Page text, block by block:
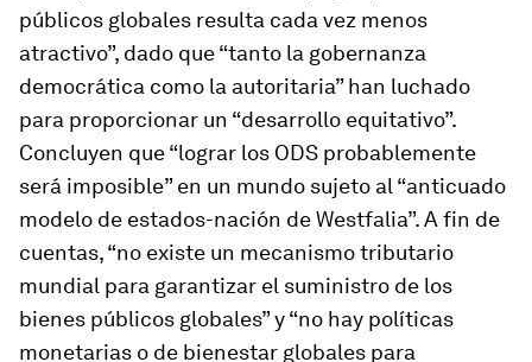
públicos globales resulta cada vez menos
atractivo”, dado que “tanto la gobernanza
democrática como la autoritaria” han luchado
para proporcionar un “desarrollo equitativo”.
Concluyen que “lograr los ODS probablemente
será imposible” en un mundo sujeto al “anticuado
modelo de estados-nación de Westfalia”. A fin de
cuentas, “no existe un mecanismo tributario
mundial para garantizar el suministro de los
bienes públicos globales” y “no hay políticas
monetarias o de bienestar globales para